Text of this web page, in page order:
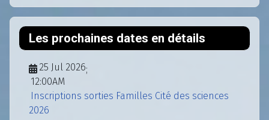
Les prochaines dates en détails
25 Jul 2026;
12:00AM
Inscriptions sorties Familles Cité des sciences
2026